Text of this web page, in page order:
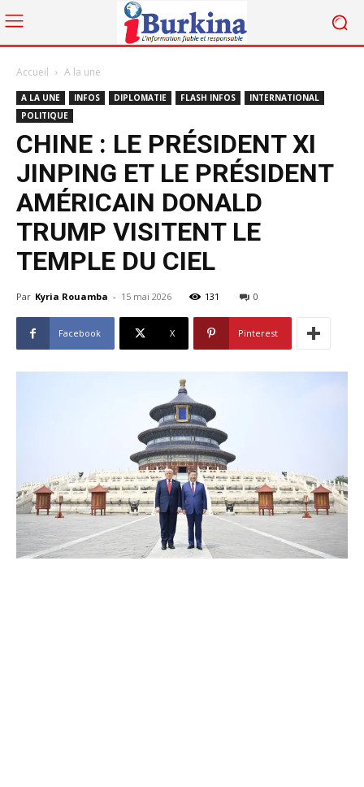
Accueil A la une
A LA UNE INFOS DIPLOMATIE FLASH INFOS
INTERNATIONAL
POLITIQUE
CHINE : LE PRÉSIDENT XI
JINPING ET LE PRÉSIDENT
AMÉRICAIN DONALD
TRUMP VISITENT LE
TEMPLE DU CIEL
Par Kyria Rouamba - 15 mai 2026 131 0
Facebook X Pinterest